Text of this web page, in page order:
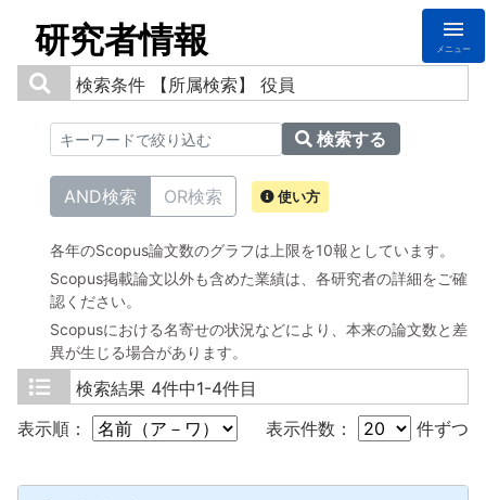
研究者情報 メニュー
検索条件 【所属検索】 役員
検索する
AND検索 OR検索 使い方
各年のScopus論文数のグラフは上限を10報としています。
Scopus掲載論文以外も含めた業績は、各研究者の詳細をご確
認ください。
Scopusにおける名寄せの状況などにより、本来の論文数と差
異が生じる場合があります。
検索結果 4件中1-4件目
表示順：
表示件数： 件ずつ